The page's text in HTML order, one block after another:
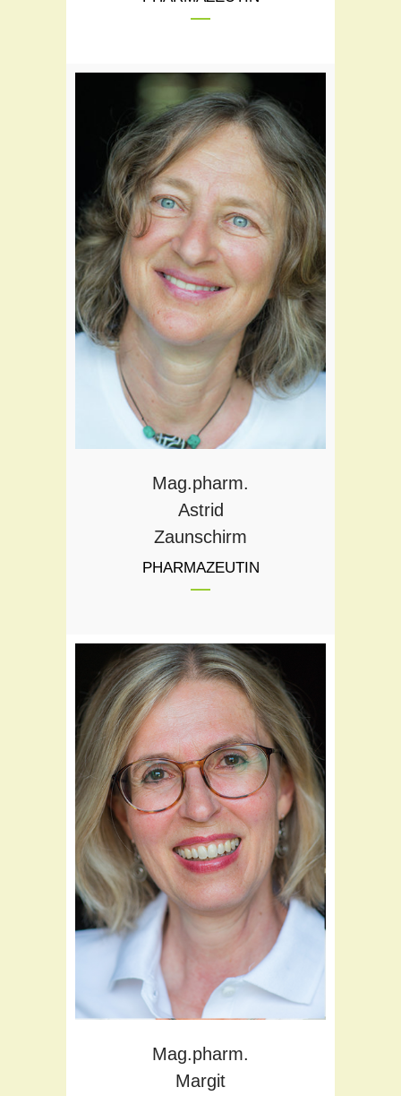
Teil des Flora Teams seit:
2002
Schwerpunkte:
Klassische Pharmazie
Medizinische Hautpflege
Nahrungsergänzung
Sportmedizin
Mag.pharm.
Astrid
Zaunschirm
PHARMAZEUTIN
Teil des Flora Teams seit:2005
Schwerpunkte:
Ernährungsberatung
Kindergesundheit
Fitnessberatung
Klassische Pharmazie
Mag.pharm.
Margit